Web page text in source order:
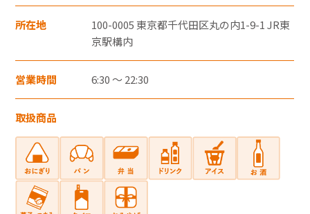
所在地
100-0005 東京都千代田区丸の内1-9-1 JR東
京駅構内
営業時間 6:30 ～ 22:30
取扱商品
お客さまと各カード会社とのご契約・ご利
用状況により異なります。
ドの併用はできません。
・クレジットカード裏面には、カード契約者
ご本人のサインが必要です。
・クレジットカードはカード契約者ご本人し
かご利用いただけません。
電子マネー